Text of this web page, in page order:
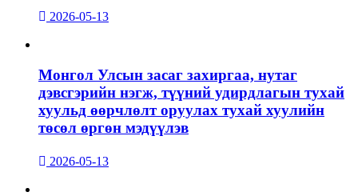
2026-05-13
Монгол Улсын засаг захиргаа, нутаг
дэвсгэрийн нэгж, түүний удирдлагын тухай
хуульд өөрчлөлт оруулах тухай хуулийн
төсөл өргөн мэдүүлэв
2026-05-13